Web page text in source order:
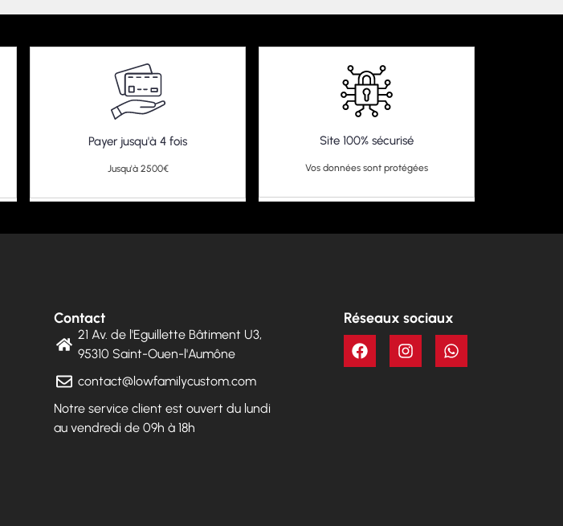
Payer jusqu'à 4 fois
Jusqu'à 2500€
Site 100% sécurisé
Vos données sont protégées
Contact
21 Av. de l'Eguillette Bâtiment U3,
95310 Saint-Ouen-l'Aumône
contact@lowfamilycustom.com
Notre service client est ouvert du lundi
au vendredi de 09h à 18h
Réseaux sociaux